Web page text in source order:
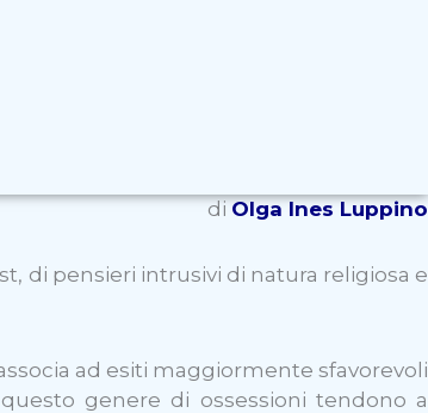
di Olga Ines Luppino
di pensieri intrusivi di natura religiosa e
ad esiti maggiormente sfavorevoli
genere di ossessioni tendono a